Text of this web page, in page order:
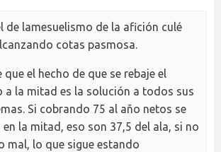
de lamesuelismo de la afición culé
cotas pasmosa.
que el hecho de que se rebaje el
a la mitad es la solución a todos sus
Si cobrando 75 al año netos se
en la mitad, eso son 37,5 del ala, si no
mal, lo que sigue estando